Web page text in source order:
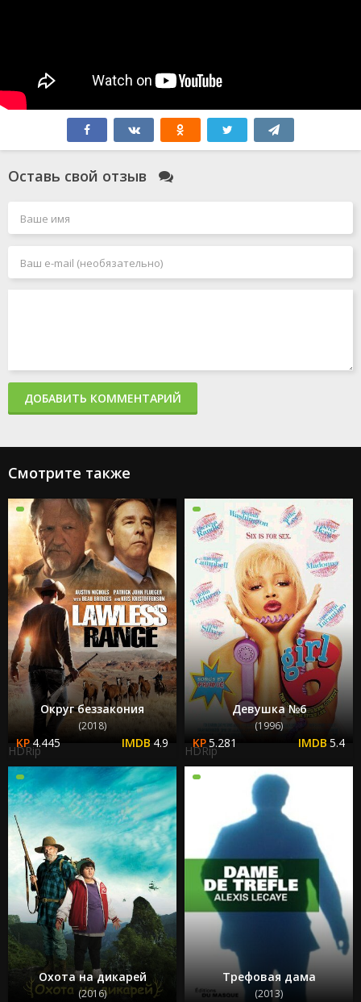
Оставь свой отзыв
ДОБАВИТЬ КОММЕНТАРИЙ
Смотрите также
Округ беззакония
(2018)
4.445 4.9
HDRip
Девушка №6
(1996)
5.281 5.4
HDRip
Охота на дикарей
(2016)
Трефовая дама
(2013)